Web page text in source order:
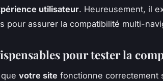
utilisateur. Heureusement, il
pour assurer la compatibilité multi-
pour tester la
votre site fonctionne correctement